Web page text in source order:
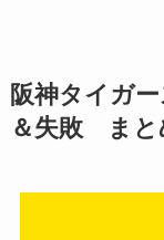
阪神タイガ
＆失敗 まと